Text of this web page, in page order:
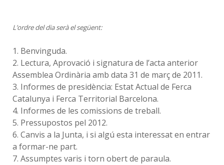
L’ordre del dia serà el següent:
1. Benvinguda.
2. Lectura, Aprovació i signatura de l’acta anterior
Assemblea Ordinària amb data 31 de març de 2011.
3. Informes de presidència: Estat Actual de Ferca
Catalunya i Ferca Territorial Barcelona.
4. Informes de les comissions de treball.
5. Pressupostos pel 2012.
6. Canvis a la Junta, i si algú esta interessat en entrar
a formar-ne part.
7. Assumptes varis i torn obert de paraula.